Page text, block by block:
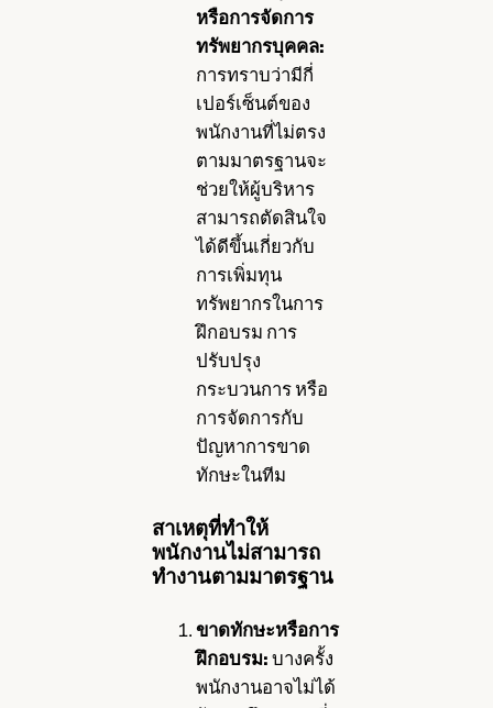
หรือการจัดการ
ทรัพยากรบุคคล:
การทราบว่ามีกี่
เปอร์เซ็นต์ของ
พนักงานที่ไม่ตรง
ตามมาตรฐานจะ
ช่วยให้ผู้บริหาร
สามารถตัดสินใจ
ได้ดีขึ้นเกี่ยวกับ
การเพิ่มทุน
ทรัพยากรในการ
ฝึกอบรม การ
ปรับปรุง
กระบวนการ หรือ
การจัดการกับ
ปัญหาการขาด
ทักษะในทีม
สาเหตุที่ทำให้
พนักงานไม่สามารถ
ทำงานตามมาตรฐาน
ขาดทักษะหรือการ
ฝึกอบรม: บางครั้ง
พนักงานอาจไม่ได้